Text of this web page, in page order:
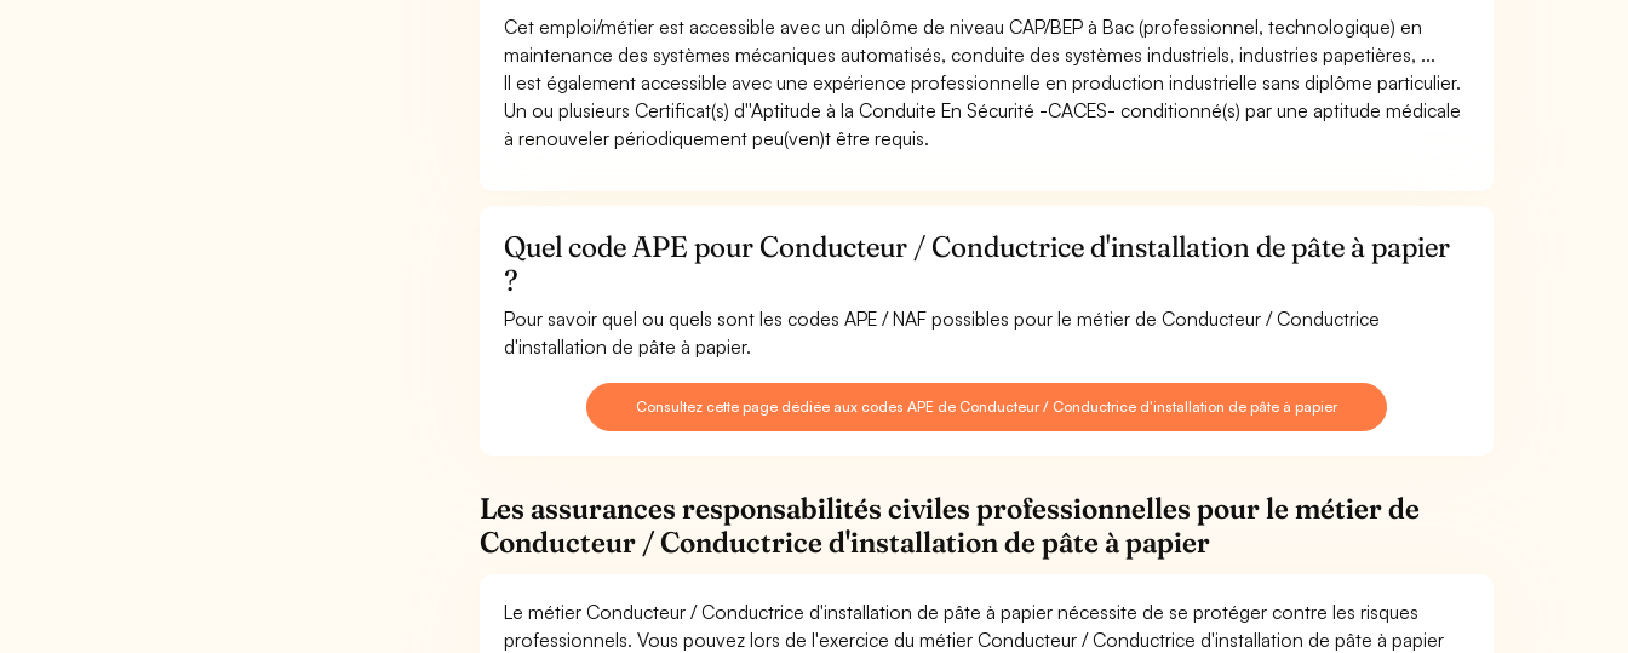
Cet emploi/métier est accessible avec un diplôme de niveau CAP/BEP à Bac (professionnel, technologique) en
maintenance des systèmes mécaniques automatisés, conduite des systèmes industriels, industries papetières, ...
Il est également accessible avec une expérience professionnelle en production industrielle sans diplôme particulier.
Un ou plusieurs Certificat(s) d''Aptitude à la Conduite En Sécurité -CACES- conditionné(s) par une aptitude médicale
à renouveler périodiquement peu(ven)t être requis.
Quel code APE pour Conducteur / Conductrice d'installation de pâte à papier
?
Pour savoir quel ou quels sont les codes APE / NAF possibles pour le métier de Conducteur / Conductrice
d'installation de pâte à papier.
Consultez cette page dédiée aux codes APE de Conducteur / Conductrice d'installation de pâte à papier
Les assurances responsabilités civiles professionnelles pour le métier de
Conducteur / Conductrice d'installation de pâte à papier
Le métier Conducteur / Conductrice d'installation de pâte à papier nécessite de se protéger contre les risques
professionnels. Vous pouvez lors de l'exercice du métier Conducteur / Conductrice d'installation de pâte à papier